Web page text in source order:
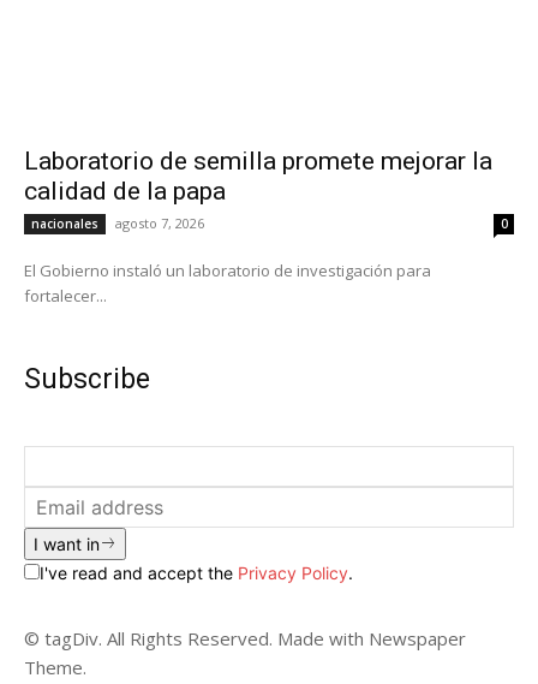
Laboratorio de semilla promete mejorar la
calidad de la papa
nacionales agosto 7, 2026 0
El Gobierno instaló un laboratorio de investigación para
fortalecer...
Subscribe
I want in
I've read and accept the Privacy Policy.
© tagDiv. All Rights Reserved. Made with Newspaper
Theme.